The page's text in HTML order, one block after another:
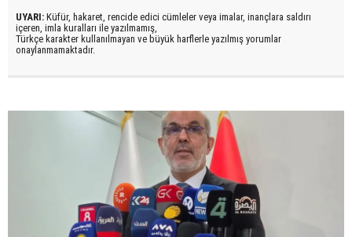
UYARI: Küfür, hakaret, rencide edici cümleler veya imalar, inançlara saldırı
içeren, imla kuralları ile yazılmamış,
Türkçe karakter kullanılmayan ve büyük harflerle yazılmış yorumlar
onaylanmamaktadır.